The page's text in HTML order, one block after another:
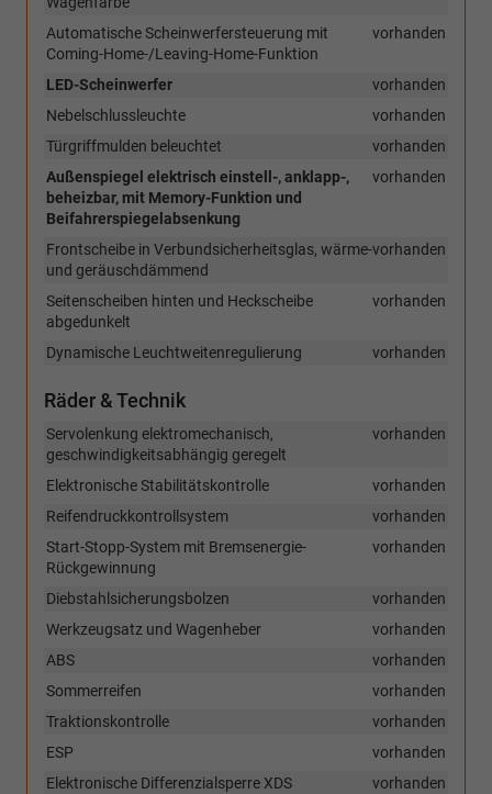
vorhanden
Automatische Scheinwerfersteuerung mit
Coming-Home-/Leaving-Home-Funktion
vorhanden
LED-Scheinwerfer
vorhanden
Nebelschlussleuchte
vorhanden
Türgriffmulden beleuchtet
vorhanden
Außenspiegel elektrisch einstell-, anklapp-,
beheizbar, mit Memory-Funktion und
Beifahrerspiegelabsenkung
vorhanden
Frontscheibe in Verbundsicherheitsglas, wärme-
und geräuschdämmend
vorhanden
Seitenscheiben hinten und Heckscheibe
abgedunkelt
vorhanden
Dynamische Leuchtweitenregulierung
Räder & Technik
vorhanden
Servolenkung elektromechanisch,
geschwindigkeitsabhängig geregelt
vorhanden
Elektronische Stabilitätskontrolle
vorhanden
Reifendruckkontrollsystem
vorhanden
Start-Stopp-System mit Bremsenergie-
Rückgewinnung
vorhanden
Diebstahlsicherungsbolzen
vorhanden
Werkzeugsatz und Wagenheber
vorhanden
ABS
vorhanden
Sommerreifen
vorhanden
Traktionskontrolle
vorhanden
ESP
vorhanden
Elektronische Differenzialsperre XDS